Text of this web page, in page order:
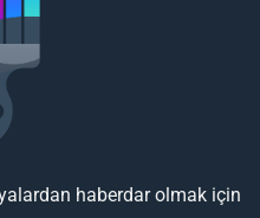
haberdar olmak için